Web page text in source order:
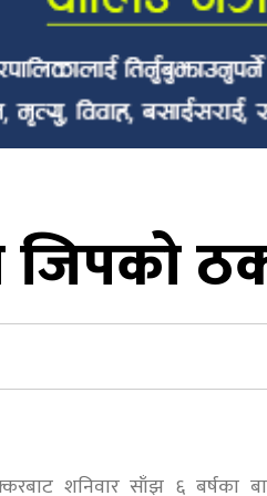
जिपको
शनिवार साँझ ६